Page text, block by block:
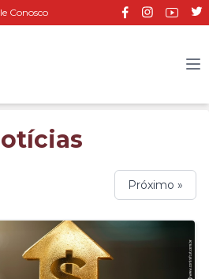
Conosco
Próximo »